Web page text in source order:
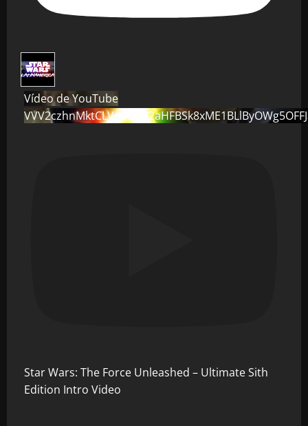
Vídeo de YouTube
Star Wars: The Force Unleashed – Ultimate Sith
Edition Intro Video